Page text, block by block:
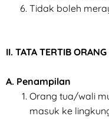
Tidak boleh
II. TATA TERTIB
A. Penampilan
Orang tua/wali
masuk ke